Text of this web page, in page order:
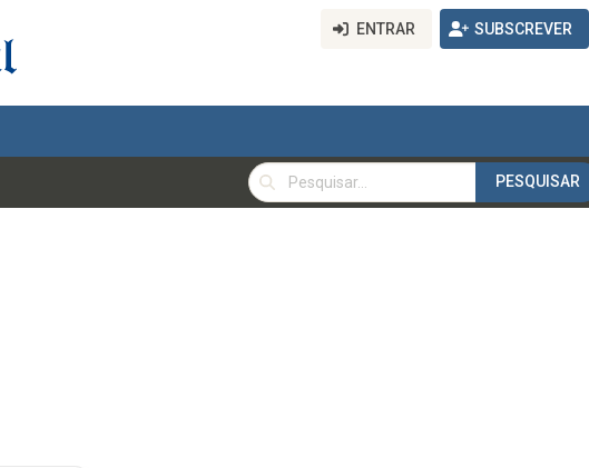
ENTRAR SUBSCREVER
PESQUISAR
PESQUISAR